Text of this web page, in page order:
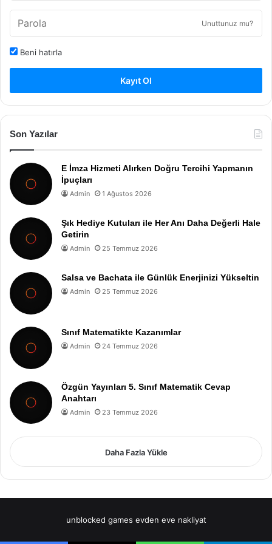
Unuttunuz mu?
Beni hatırla
Kayıt Ol
Son Yazılar
E İmza Hizmeti Alırken Doğru Tercihi Yapmanın
İpuçları
Admin 1 Ağustos 2026
Şık Hediye Kutuları ile Her Anı Daha Değerli Hale
Getirin
Admin 25 Temmuz 2026
Salsa ve Bachata ile Günlük Enerjinizi Yükseltin
Admin 25 Temmuz 2026
Sınıf Matematikte Kazanımlar
Admin 24 Temmuz 2026
Özgün Yayınları 5. Sınıf Matematik Cevap
Anahtarı
Admin 23 Temmuz 2026
Daha Fazla Yükle
unblocked games evden eve nakliyat